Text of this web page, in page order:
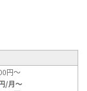
円～
/月～